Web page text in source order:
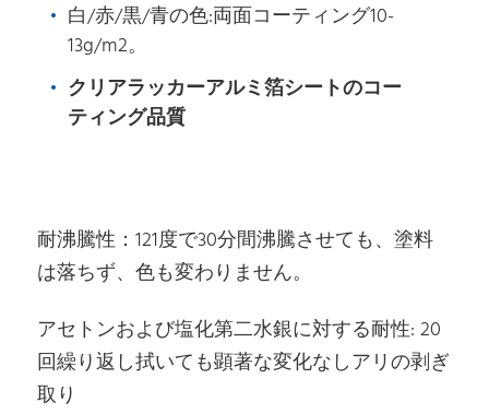
白/赤/黒/青の色:両面コーティング10-
13g/m2。
クリアラッカーアルミ箔シートのコー
ティング品質
耐沸騰性：121度で30分間沸騰させても、塗料
は落ちず、色も変わりません。
アセトンおよび塩化第二水銀に対する耐性: 20
回繰り返し拭いても顕著な変化なしアリの剥ぎ
取り